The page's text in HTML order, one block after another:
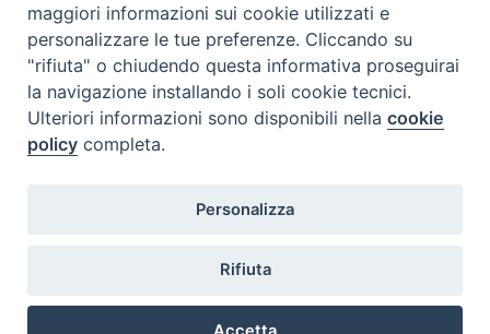
Ufficio Amministrativo, Ufficio Economato)
maggiori informazioni sui cookie utilizzati e
personalizzare le tue preferenze. Cliccando su
"rifiuta" o chiudendo questa informativa proseguirai
la navigazione installando i soli cookie tecnici.
Ulteriori informazioni sono disponibili nellacookie
policy completa.
Personalizza
Rifiuta